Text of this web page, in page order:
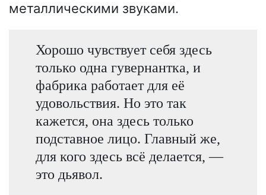
металлическими звуками.
Хорошо чувствует себя здесь
только одна гувернантка, и
фабрика работает для её
удовольствия. Но это так
кажется, она здесь только
подставное лицо. Главный же,
для кого здесь всё делается, —
это дьявол.